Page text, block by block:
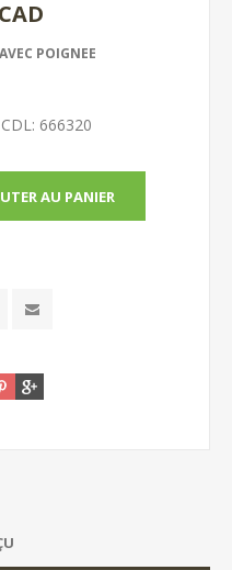
POIGNEE
666320